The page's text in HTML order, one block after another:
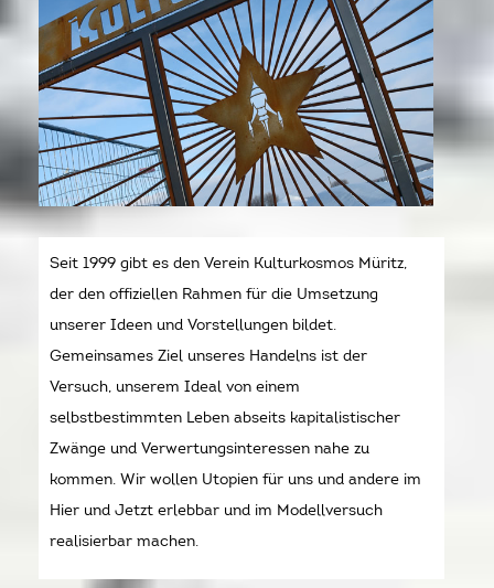
Seit 1999 gibt es den Verein Kulturkosmos Müritz,
der den offiziellen Rahmen für die Umsetzung
unserer Ideen und Vorstellungen bildet.
Gemeinsames Ziel unseres Handelns ist der
Versuch, unserem Ideal von einem
selbstbestimmten Leben abseits kapitalistischer
Zwänge und Verwertungsinteressen nahe zu
kommen. Wir wollen Utopien für uns und andere im
Hier und Jetzt erlebbar und im Modellversuch
realisierbar machen.